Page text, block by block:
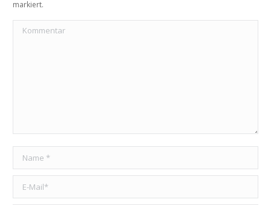
markiert.
Kommentar
Name *
E-Mail *